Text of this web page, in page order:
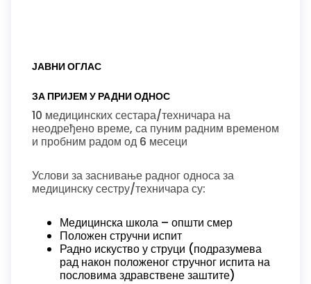
ЈАВНИ ОГЛАС
ЗА ПРИЈЕМ У РАДНИ ОДНОС
10 медицинских сестара/техничара на
неодређено време, са пуним радним временом
и пробним радом од 6 месеци
Услови за заснивање радног односа за
медицинску сестру/техничара су:
Медицинска школа – општи смер
Положен стручни испит
Радно искуство у струци (подразумева
рад након положеног стручног испита на
пословима здравствене заштите)